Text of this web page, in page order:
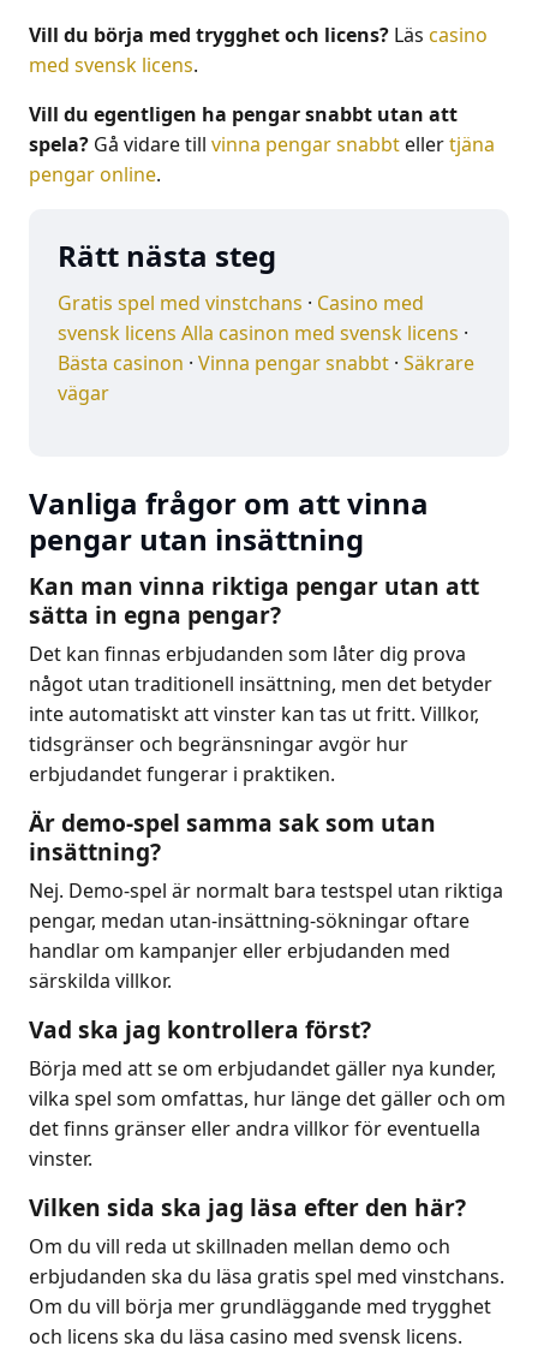
Vill du börja med trygghet och licens? Läs casino
med svensk licens.
Vill du egentligen ha pengar snabbt utan att
spela? Gå vidare till vinna pengar snabbtellertjäna
pengar online.
Rätt nästa steg
Gratis spel med vinstchans · Casino med
svensk licens Alla casinon med svensk licens ·
Bästa casinon · Vinna pengar snabbt · Säkrare
vägar
Vanliga frågor om att vinna
pengar utan insättning
Kan man vinna riktiga pengar utan att
sätta in egna pengar?
Det kan finnas erbjudanden som låter dig prova
något utan traditionell insättning, men det betyder
inte automatiskt att vinster kan tas ut fritt. Villkor,
tidsgränser och begränsningar avgör hur
erbjudandet fungerar i praktiken.
Är demo-spel samma sak som utan
insättning?
Nej. Demo-spel är normalt bara testspel utan riktiga
pengar, medan utan-insättning-sökningar oftare
handlar om kampanjer eller erbjudanden med
särskilda villkor.
Vad ska jag kontrollera först?
Börja med att se om erbjudandet gäller nya kunder,
vilka spel som omfattas, hur länge det gäller och om
det finns gränser eller andra villkor för eventuella
vinster.
Vilken sida ska jag läsa efter den här?
Om du vill reda ut skillnaden mellan demo och
erbjudanden ska du läsa gratis spel med vinstchans.
Om du vill börja mer grundläggande med trygghet
och licens ska du läsa casino med svensk licens.